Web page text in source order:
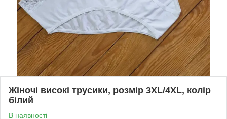
Жіночі високі трусики, розмір 3XL/4XL, колір
білий
В наявності